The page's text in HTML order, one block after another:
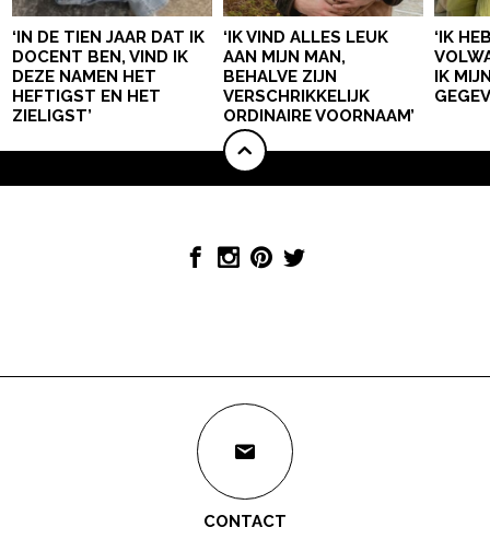
‘IN DE TIEN JAAR DAT IK
DOCENT BEN, VIND IK
DEZE NAMEN HET
HEFTIGST EN HET
ZIELIGST’
‘IK VIND ALLES LEUK
AAN MIJN MAN,
BEHALVE ZIJN
VERSCHRIKKELIJK
ORDINAIRE VOORNAAM’
‘IK
IK
CONTACT